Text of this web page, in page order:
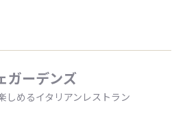
ガーデンズ
しめるイタリアンレストラン